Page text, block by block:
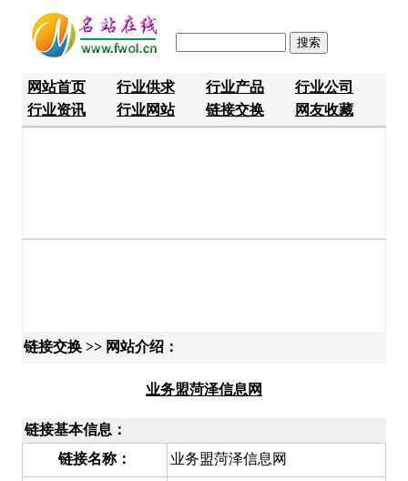
网站首页 行业供求 行业产品
行业公司
行业资讯
行业网站 链接交换 网友收藏
链接交换 >> 网站介绍：
业务盟菏泽信息网
链接基本信息：
链接名称：
业务盟菏泽信息网